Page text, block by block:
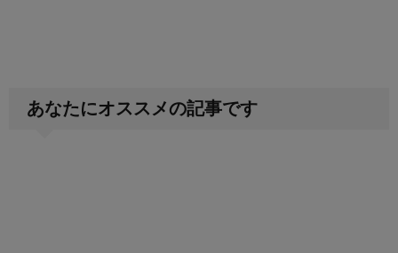
あなたにオススメの記事です